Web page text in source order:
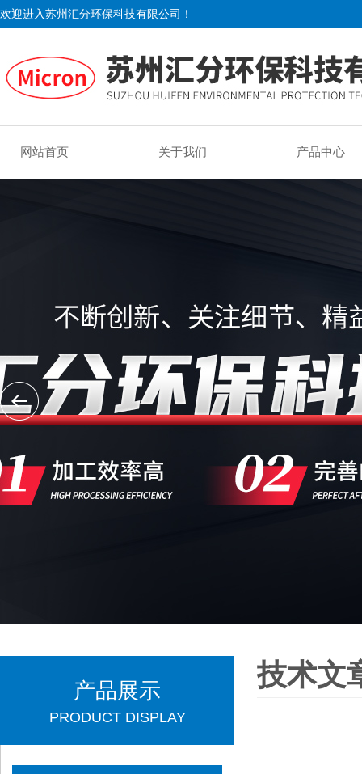
欢迎进入苏州汇分环保科技有限公司！
网站首页 关于我们 产品中心
产品展示
PRODUCT DISPLAY
技术文